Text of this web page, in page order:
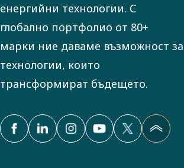
енергийни технологии. С
глобално портфолио от 80+
марки ние даваме възможност за
технологии, които
трансформират бъдещето.